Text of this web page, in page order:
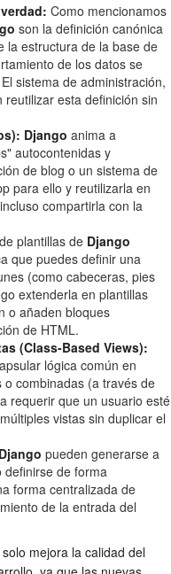
Como mencionamos
son la definición canónica
la estructura de la base de
de los datos se
sistema de administración,
esta definición sin
Django anima a
autocontenidas y
de blog o un sistema de
para ello y reutilizarla en
compartirla con la
plantillas de Django
que puedes definir una
(como cabeceras, pies
extenderla en plantillas
o añaden bloques
de HTML.
(Class-Based Views):
lógica común en
combinadas (a través de
requerir que un usuario esté
vistas sin duplicar el
Django pueden generarse a
de forma
forma centralizada de
de la entrada del
solo mejora la calidad del